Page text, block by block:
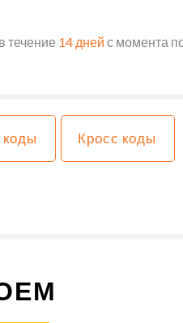
течение 14 дней с момента
коды Кросс коды